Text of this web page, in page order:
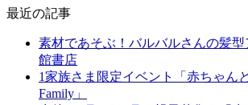
最近の記事
素材であそぶ！バルバルさんの髪
館書店
1家族さま限定イベント「赤ちゃん
Family」